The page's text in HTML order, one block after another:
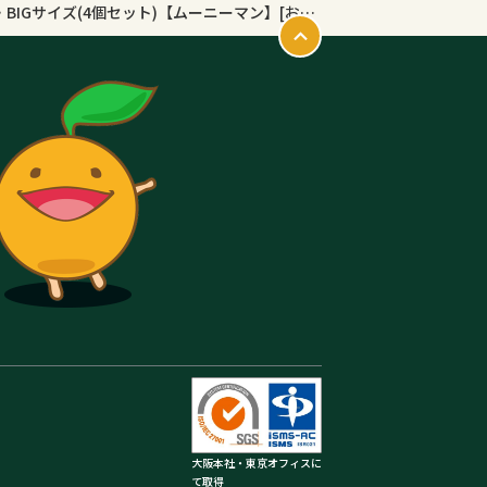
【1種類を選べる】ムーニーマン パンツ 男女 L・BIGサイズ(4個セット)【ムーニーマン】[おむつ トイレ ケアグッズ オムツ]
大阪本社・東京オフィスに
て取得